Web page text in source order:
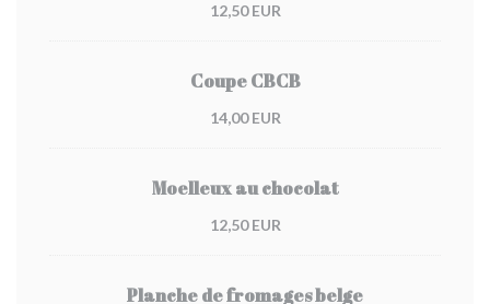
12,50 EUR
Coupe CBCB
14,00 EUR
Moelleux au chocolat
12,50 EUR
Planche de fromages belge